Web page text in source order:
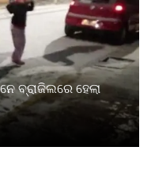
ବ୍ରାଜିଲରେ ହେଲା